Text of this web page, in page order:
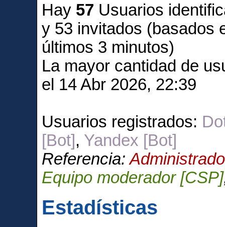
Hay 57 Usuarios
y 53 invitados (basados
últimos 3 minutos)
La mayor cantidad de
el 14 Abr 2026, 22:39
Usuarios registrados:
[Bot] , Yandex [Bot]
Referencia:
Equipo moderador [CSP]
Estadísticas